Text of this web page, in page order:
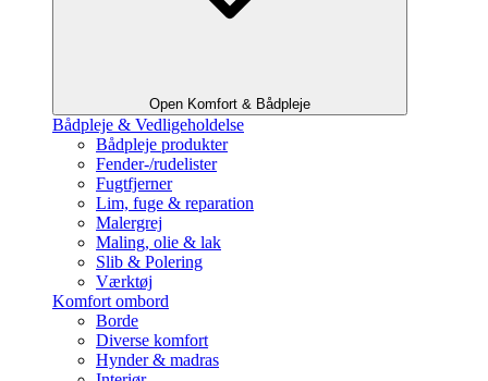
Open Komfort & Bådpleje
Bådpleje & Vedligeholdelse
Bådpleje produkter
Fender-/rudelister
Fugtfjerner
Lim, fuge & reparation
Malergrej
Maling, olie & lak
Slib & Polering
Værktøj
Komfort ombord
Borde
Diverse komfort
Hynder & madras